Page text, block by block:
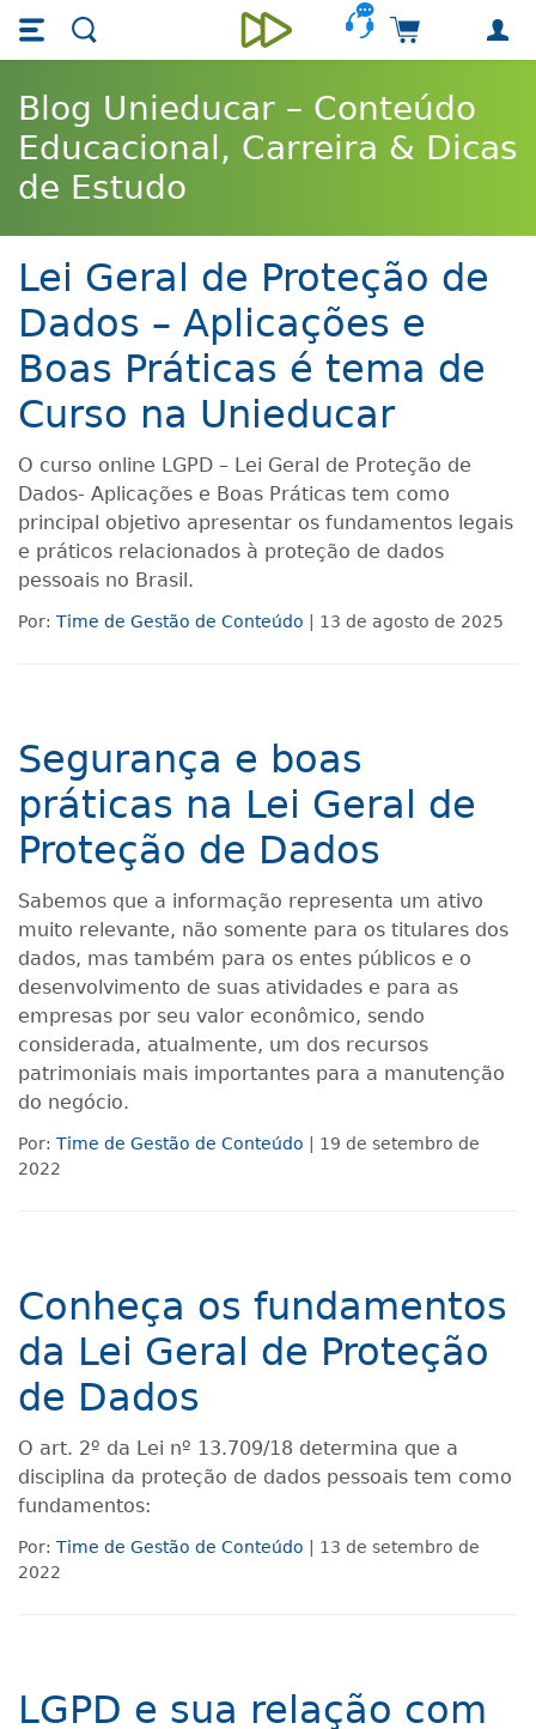
Skip main navigation
Skip to main content
Unieducar
Carrinho de
Blog Unieducar – Conteúdo
Educacional, Carreira & Dicas
de Estudo
Lei Geral de Proteção de
Dados – Aplicações e
Boas Práticas é tema de
Curso na Unieducar
O curso online LGPD – Lei Geral de Proteção de
Dados- Aplicações e Boas Práticas tem como
principal objetivo apresentar os fundamentos legais
e práticos relacionados à proteção de dados
pessoais no Brasil.
Por: Time de Gestão de Conteúdo | 13 de agosto de 2025
Segurança e boas
práticas na Lei Geral de
Proteção de Dados
Sabemos que a informação representa um ativo
muito relevante, não somente para os titulares dos
dados, mas também para os entes públicos e o
desenvolvimento de suas atividades e para as
empresas por seu valor econômico, sendo
considerada, atualmente, um dos recursos
patrimoniais mais importantes para a manutenção
do negócio.
Por: Time de Gestão de Conteúdo | 19 de setembro de
2022
Conheça os fundamentos
da Lei Geral de Proteção
de Dados
O art. 2º da Lei nº 13.709/18 determina que a
disciplina da proteção de dados pessoais tem como
fundamentos:
Por: Time de Gestão de Conteúdo | 13 de setembro de
2022
LGPD e sua relação com